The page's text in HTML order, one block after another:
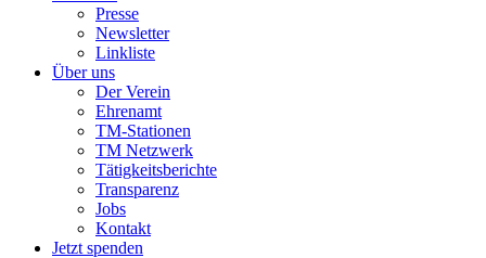
Presse
Newsletter
Linkliste
Über uns
Der Verein
Ehrenamt
TM-Stationen
TM Netzwerk
Tätigkeitsberichte
Transparenz
Jobs
Kontakt
Jetzt spenden